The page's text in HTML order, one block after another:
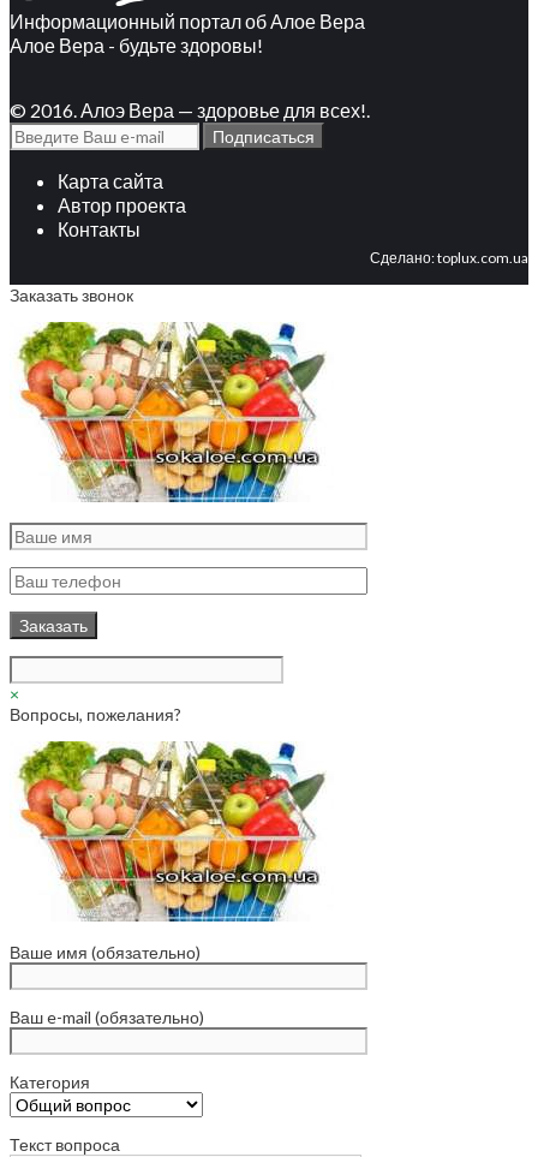
Информационный портал об Алое Вера
Алое Вера - будьте здоровы!
© 2016. Алоэ Вера — здоровье для всех!.
Карта сайта
Автор проекта
Контакты
Сделано:toplux.com.ua
Заказать звонок
×
Вопросы, пожелания?
Ваше имя (обязательно)
Ваш e-mail (обязательно)
Категория
Текст вопроса